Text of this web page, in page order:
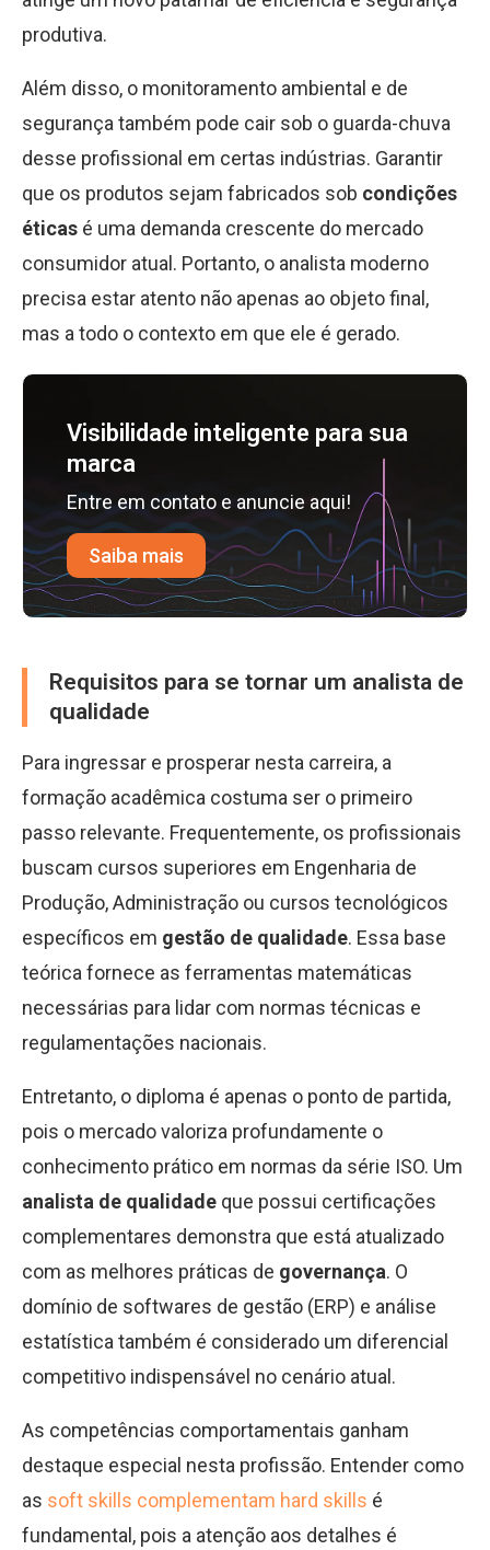
produtiva.
Além disso, o monitoramento ambiental e de
segurança também pode cair sob o guarda-chuva
desse profissional em certas indústrias. Garantir
que os produtos sejam fabricados sob condições
éticas é uma demanda crescente do mercado
consumidor atual. Portanto, o analista moderno
precisa estar atento não apenas ao objeto final,
mas a todo o contexto em que ele é gerado.
Visibilidade inteligente para sua
marca
Entre em contato e anuncie aqui!
Saiba mais
Requisitos para se tornar um analista de
qualidade
Para ingressar e prosperar nesta carreira, a
formação acadêmica costuma ser o primeiro
passo relevante. Frequentemente, os profissionais
buscam cursos superiores em Engenharia de
Produção, Administração ou cursos tecnológicos
específicos em gestão de qualidade. Essa base
teórica fornece as ferramentas matemáticas
necessárias para lidar com normas técnicas e
regulamentações nacionais.
Entretanto, o diploma é apenas o ponto de partida,
pois o mercado valoriza profundamente o
conhecimento prático em normas da série ISO. Um
analista de qualidade que possui certificações
complementares demonstra que está atualizado
com as melhores práticas de governança. O
domínio de softwares de gestão (ERP) e análise
estatística também é considerado um diferencial
competitivo indispensável no cenário atual.
As competências comportamentais ganham
destaque especial nesta profissão. Entender como
as soft skills complementam hard skills é
fundamental, pois a atenção aos detalhes é